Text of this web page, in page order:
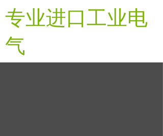
专业进口工业电
气